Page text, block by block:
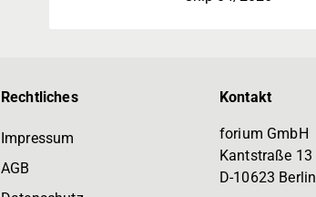
Rechtliches
Impressum
AGB
Kontakt
forium GmbH
Kantstraße 13
D-10623 Berlin